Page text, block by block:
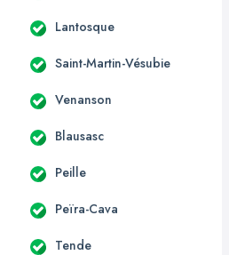
Lantosque
Saint-Martin-Vésubie
Venanson
Blausasc
Peille
Peïra-Cava
Tende